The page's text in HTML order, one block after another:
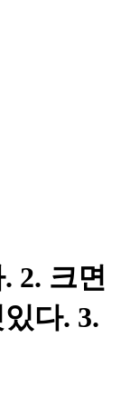
2. 크면
다. 3.